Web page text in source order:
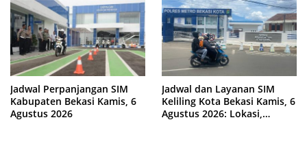
Jadwal Perpanjangan SIM
Kabupaten Bekasi Kamis, 6
Agustus 2026
Jadwal dan Layanan SIM
Keliling Kota Bekasi Kamis, 6
Agustus 2026: Lokasi,